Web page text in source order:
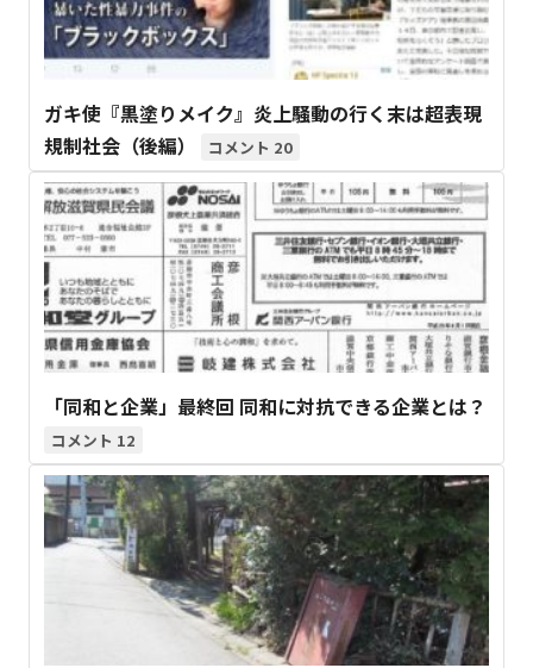
ガキ使『黒塗りメイク』炎上騒動の行く末は超表現
規制社会（後編）
20
「同和と企業」最終回 同和に対抗できる企業とは？
12